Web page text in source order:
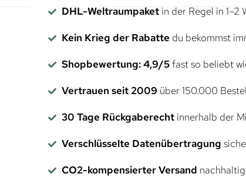
DHL-Weltraumpaketin der Regel in 1–2
Kein Krieg der Rabatte du bekommst
Shopbewertung: 4,9/5fast so beliebt
Vertrauen seit 2009 über 150.000
30 Tage Rückgaberechtinnerhalb der
Verschlüsselte Datenübertragung
CO2-kompensierter Versand